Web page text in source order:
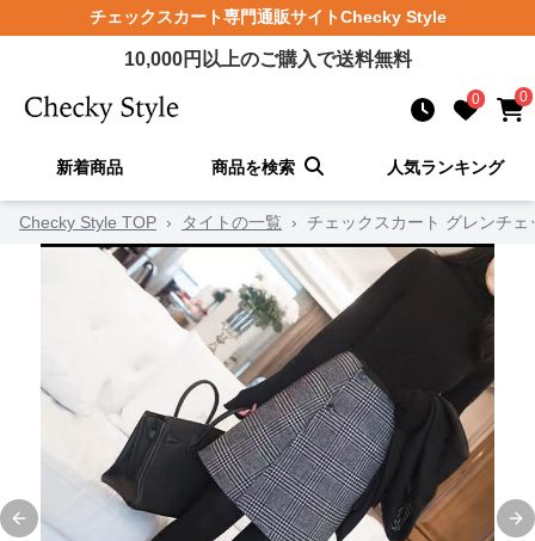
チェックスカート専門通販サイトChecky Style
10,000円以上のご購入で送料無料
0 0
新着商品 商品を検索 人気ランキング
Checky Style TOP › タイトの一覧 › チェックスカート グレンチ
Previous slide